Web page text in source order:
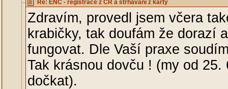
Re: ENC - registrace z ČR a strhávání z karty
Zdravím, provedl jsem včera
krabičky, tak doufám že dorazí
fungovat. Dle Vaší praxe
Tak krásnou dovču ! (my od
dočkat).